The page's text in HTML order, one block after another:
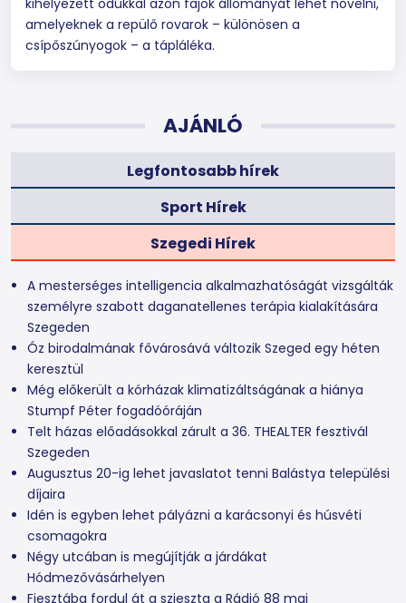
kihelyezett odúkkal azon fajok állományát lehet növelni,
amelyeknek a repülő rovarok – különösen a
csípőszúnyogok – a tápláléka.
AJÁNLÓ
Legfontosabb hírek
Sport Hírek
Szegedi Hírek
A mesterséges intelligencia alkalmazhatóságát vizsgálták
személyre szabott daganatellenes terápia kialakítására
Szegeden
Óz birodalmának fővárosává változik Szeged egy héten
keresztül
Még előkerült a kórházak klimatizáltságának a hiánya
Stumpf Péter fogadóóráján
Telt házas előadásokkal zárult a 36. THEALTER fesztivál
Szegeden
Augusztus 20-ig lehet javaslatot tenni Balástya települési
díjaira
Idén is egyben lehet pályázni a karácsonyi és húsvéti
csomagokra
Négy utcában is megújítják a járdákat
Hódmezővásárhelyen
Fiesztába fordul át a szieszta a Rádió 88 mai